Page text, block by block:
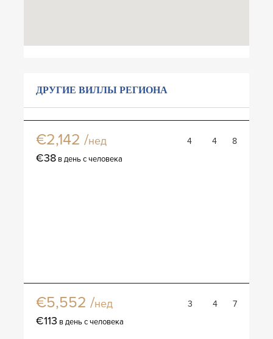
ДРУГИЕ ВИЛЛЫ РЕГИОНА
Вилла Наи харн парадисе
€2,142 /нед 4 4 8
€38 в день с человека
€5,552 /нед 3 4 7
€113 в день с человека